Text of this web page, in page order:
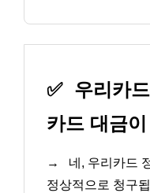
✅ 우리카
카드 대금
→
네, 우리카드
정상적으로 청구